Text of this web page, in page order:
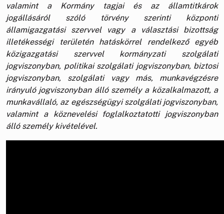
valamint a Kormány tagjai és az államtitkárok
jogállásáról szóló törvény szerinti központi
államigazgatási szervvel vagy a választási bizottság
illetékességi területén hatáskörrel rendelkező egyéb
közigazgatási szervvel kormányzati szolgálati
jogviszonyban, politikai szolgálati jogviszonyban, biztosi
jogviszonyban, szolgálati vagy más, munkavégzésre
irányuló jogviszonyban álló személy a közalkalmazott, a
munkavállaló, az egészségügyi szolgálati jogviszonyban,
valamint a köznevelési foglalkoztatotti jogviszonyban
álló személy kivételével.